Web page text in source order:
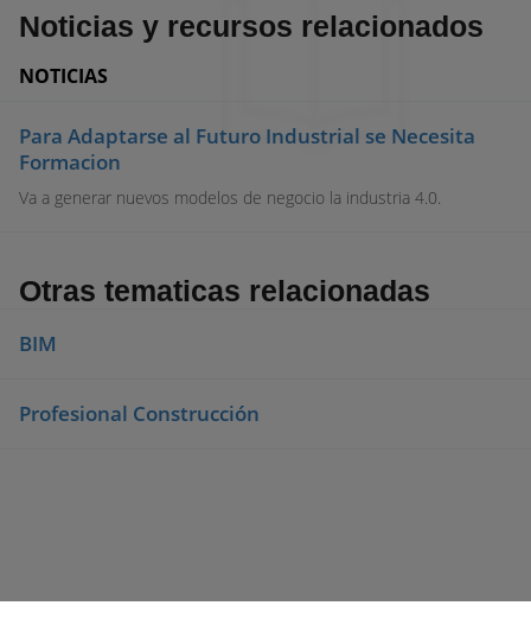
Noticias y recursos relacionados
NOTICIAS
Para Adaptarse al Futuro Industrial se Necesita
Formacion
Va a generar nuevos modelos de negocio la industria 4.0.
Otras tematicas relacionadas
BIM
Profesional Construcción